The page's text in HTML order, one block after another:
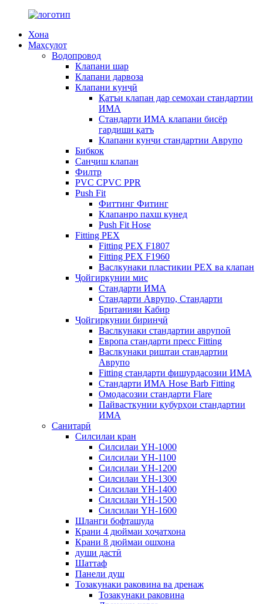
Хона
Маҳсулот
Водопровод
Клапани шар
Клапани дарвоза
Клапани кунҷӣ
Қатъи клапан дар семоҳаи стандартии
ИМА
Стандарти ИМА клапани бисёр
гардиши қатъ
Клапани кунҷи стандартии Аврупо
Бибкок
Санҷиш клапан
Филтр
PVC CPVC PPR
Push Fit
Фиттинг Фитинг
Клапанро пахш кунед
Push Fit Hose
Fitting PEX
Fitting PEX F1807
Fitting PEX F1960
Васлкунаки пластикии PEX ва клапан
Ҷойгиркунии мис
Стандарти ИМА
Стандарти Аврупо, Стандарти
Британияи Кабир
Ҷойгиркунии биринҷӣ
Васлкунаки стандартии аврупоӣ
Европа стандарти пресс Fitting
Васлкунаки риштаи стандартии
Аврупо
Fitting стандарти фишурдасозии ИМА
Стандарти ИМА Hose Barb Fitting
Омодасозии стандарти Flare
Пайвасткунии қубурҳои стандартии
ИМА
Санитарӣ
Силсилаи кран
Силсилаи YH-1000
Силсилаи YH-1100
Силсилаи YH-1200
Силсилаи YH-1300
Силсилаи YH-1400
Силсилаи YH-1500
Силсилаи YH-1600
Шланги бофташуда
Крани 4 дюймаи ҳоҷатхона
Крани 8 дюймаи ошхона
души дастӣ
Шаттаф
Панели душ
Тозакунаки раковина ва дренаж
Тозакунаки раковина